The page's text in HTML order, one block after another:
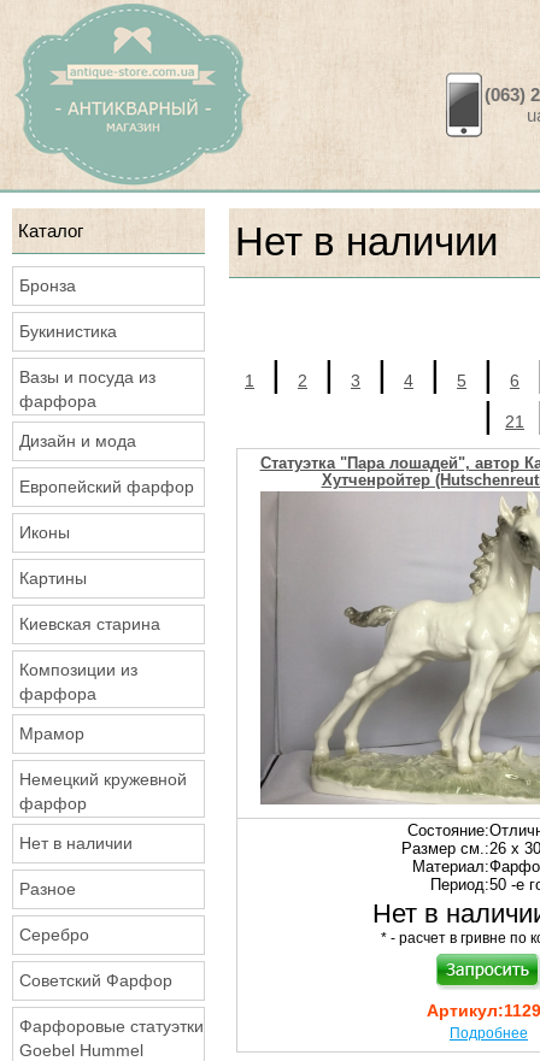
(063)
Каталог
Бронза
Букинистика
Вазы и посуда из
фарфора
Дизайн и мода
Европейский фарфор
Иконы
Картины
Киевская старина
Композиции из
фарфора
Мрамор
Немецкий кружевной
фарфор
Нет в наличии
Разное
Серебро
Советский Фарфор
Фарфоровые статуэтки
Goebel Hummel
Нет в наличии
1 | 2 | 3 | 4 | 5 | 6
|
21
Статуэтка "Пара лошадей", автор
Хутченройтер
Состояние:
Размер см.:26 х 30
Материал:
Период:50 -е
Нет в
* - расчет в гривне по
Артикул:
Подробнее